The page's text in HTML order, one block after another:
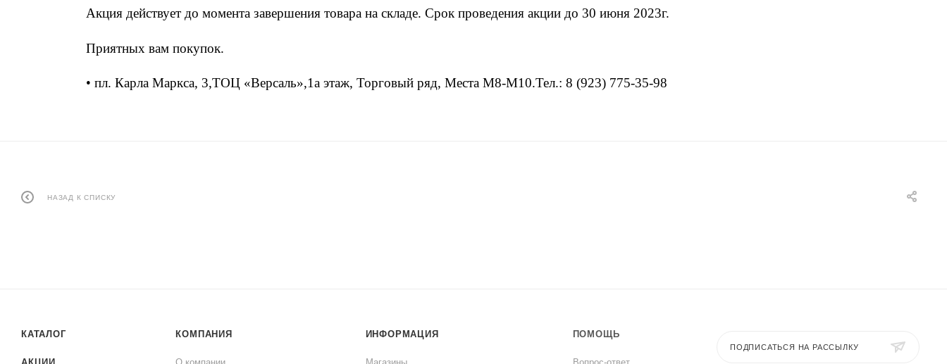
Акция действует до момента завершения товара на складе. Срок проведения акции до 30 июня 2023г.
Приятных вам покупок.
• пл. Карла Маркса, 3,ТОЦ «Версаль»,1а этаж, Торговый ряд, Места М8-М10.Тел.: 8 (923) 775-35-98
НАЗАД К СПИСКУ
КАТАЛОГ КОМПАНИЯ ИНФОРМАЦИЯ ПОМОЩЬ
ПОДПИСАТЬСЯ НА РАССЫЛКУ